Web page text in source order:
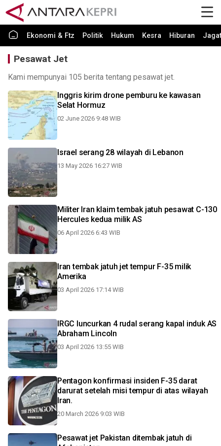
Ekonomi & Ftz Politik Hukum Kesra Hiburan Jagat
Pesawat Jet
Kami mempunyai 105 berita tentang pesawat jet.
Inggris kirim drone pemburu ke kawasan
Selat Hormuz
02 June 2026 9:48 WIB
Israel serang 28 wilayah di Lebanon
13 May 2026 16:27 WIB
Militer Iran klaim tembak jatuh pesawat C-130
Hercules kedua milik AS
06 April 2026 6:43 WIB
Iran tembak jatuh jet tempur F-35 milik
Amerika
03 April 2026 17:14 WIB
IRGC luncurkan 4 rudal serang kapal induk AS
Abraham Lincoln
03 April 2026 13:55 WIB
Pentagon konfirmasi insiden F-35 darat
darurat setelah misi tempur di atas wilayah
Iran.
20 March 2026 9:03 WIB
Pesawat jet Pakistan ditembak jatuh di